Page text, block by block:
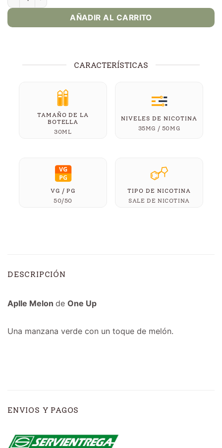
AÑADIR AL CARRITO
CARACTERÍSTICAS
TAMAÑO DE LA
BOTELLA
30ML
NIVELES DE NICOTINA
35MG / 50MG
VG / PG
50/50
TIPO DE NICOTINA
SALE DE NICOTINA
DESCRIPCIÓN
Aplle Melon de One Up
Una manzana verde con un toque de melón.
ENVIOS Y PAGOS